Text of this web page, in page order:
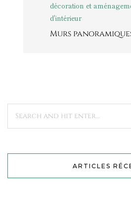
décoration et
d'intérieur
Murs
ARTICLES